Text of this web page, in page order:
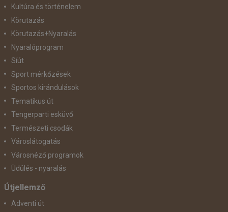
Kultúra és történelem
Körutazás
Körutazás+Nyaralás
Nyaralóprogram
Síút
Sport mérkőzések
Sportos kirándulások
Tematikus út
Tengerparti esküvő
Természeti csodák
Városlátogatás
Városnéző programok
Üdülés - nyaralás
Útjellemző
Adventi út